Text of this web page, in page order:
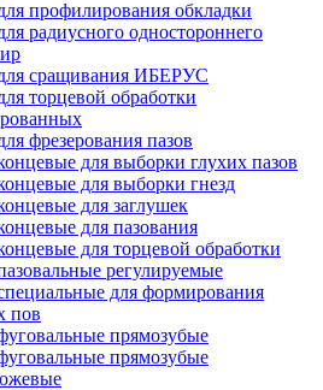
профилирования обкладки
радиусного одностороннего
сращивания ИБЕРУС
торцевой обработки
фрезерования пазов
для выборки глухих пазов
для выборки гнезд
для заглушек
для пазования
для торцевой обработки
регулируемые
для формирования
пов
прямозубые
прямозубые